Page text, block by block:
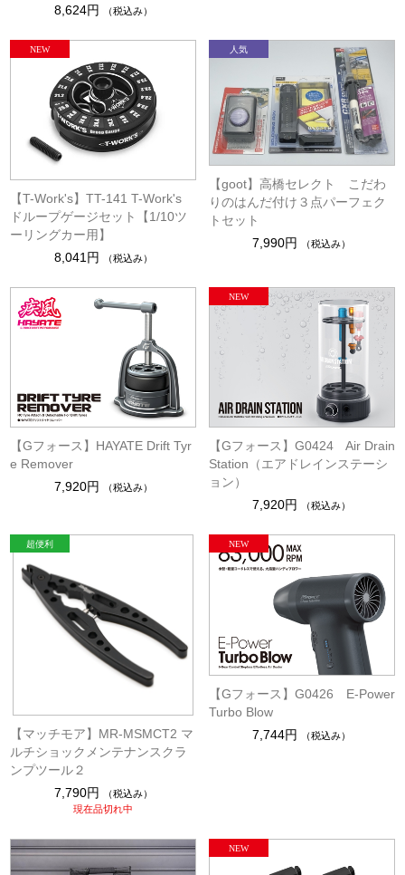
8,624円
（税込み）
【T-Work's】TT-141 T-Work's
ドループゲージセット【1/10ツ
ーリングカー用】
8,041円
（税込み）
【goot】高橋セレクト こだわ
りのはんだ付け３点パーフェク
トセット
7,990円
（税込み）
【Gフォース】HAYATE Drift Tyr
e Remover
7,920円
（税込み）
【Gフォース】G0424 Air Drain
Station（エアドレインステーシ
ョン）
7,920円
（税込み）
【マッチモア】MR-MSMCT2 マ
ルチショックメンテナンスクラ
ンプツール２
7,790円
（税込み）
現在品切れ中
【Gフォース】G0426 E-Power
Turbo Blow
7,744円
（税込み）